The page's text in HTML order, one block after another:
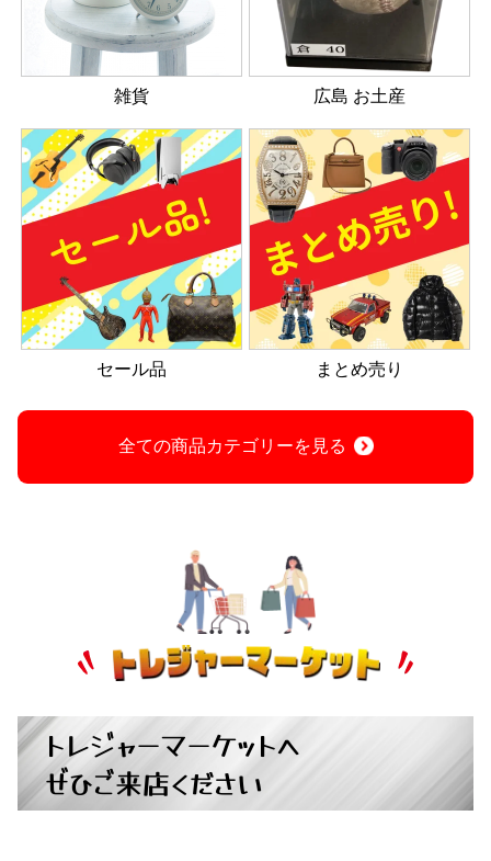
雑貨 広島 お土産
セール品 まとめ売り
全ての商品カテゴリーを見る
トレジャーマーケットへ
ぜひご来店ください